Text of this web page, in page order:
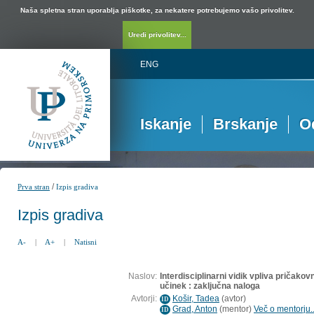
Naša spletna stran uporablja piškotke, za nekatere potrebujemo vašo privolitev.
Uredi privolitev...
ENG
Iskanje Brskanje
Prva stran /Izpis gradiva
Izpis gradiva
A- | A+ | Natisni
Naslov: Interdisciplinarni vidik vpliva
učinek : zaključna naloga
Avtorji: ID Košir, Tadea (avtor)
ID Grad, Anton (mentor) Več o